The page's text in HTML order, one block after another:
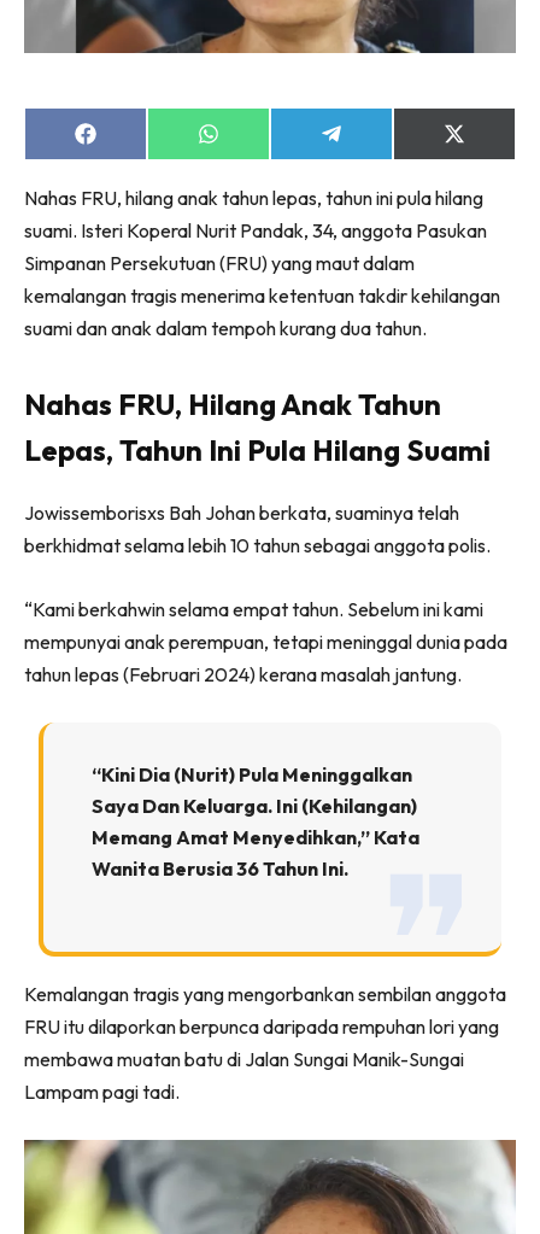
Share
on
Share
on
Share
on
Share
on
(Twitter)
Nahas FRU, hilang anak tahun lepas, tahun ini pula hilang
suami. Isteri Koperal Nurit Pandak, 34, anggota Pasukan
Simpanan Persekutuan (FRU) yang maut dalam
kemalangan tragis menerima ketentuan takdir kehilangan
suami dan anak dalam tempoh kurang dua tahun.
Nahas FRU, Hilang Anak Tahun
Lepas, Tahun Ini Pula Hilang Suami
Jowissemborisxs Bah Johan berkata, suaminya telah
berkhidmat selama lebih 10 tahun sebagai anggota polis.
“Kami berkahwin selama empat tahun. Sebelum ini kami
mempunyai anak perempuan, tetapi meninggal dunia pada
tahun lepas (Februari 2024) kerana masalah jantung.
“Kini Dia (Nurit) Pula Meninggalkan
Saya Dan Keluarga. Ini (kehilangan)
Memang Amat Menyedihkan,” Kata
Wanita Berusia 36 Tahun Ini.
Kemalangan tragis yang mengorbankan sembilan anggota
FRU itu dilaporkan berpunca daripada rempuhan lori yang
membawa muatan batu di Jalan Sungai Manik-Sungai
Lampam pagi tadi.